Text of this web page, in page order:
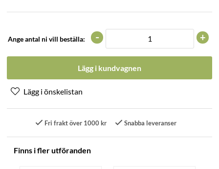
Ange antal ni vill beställa: +
-
Lägg i kundvagnen
Fri frakt över 1000 kr Snabba leveranser
Finns i fler utföranden